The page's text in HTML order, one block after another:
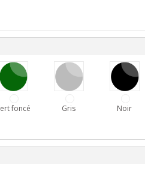
foncé Gris Noir